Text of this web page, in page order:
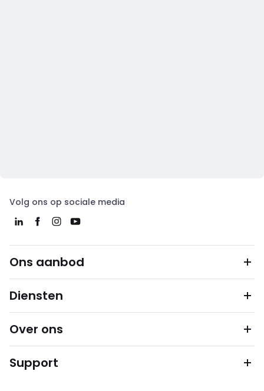
Volg ons op sociale media
Ons aanbod
Diensten
Over ons
Support